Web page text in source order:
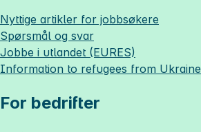
Nyttige artikler for jobbsøkere
Spørsmål og svar
Jobbe i utlandet (EURES)
Information to refugees from Ukraine
For bedrifter